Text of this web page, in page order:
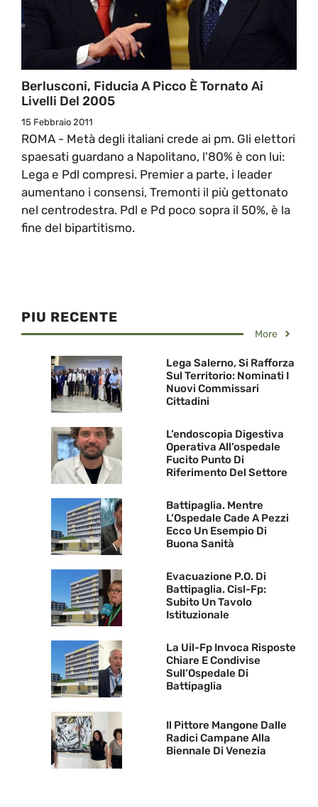
Berlusconi, Fiducia A Picco È Tornato Ai
Livelli Del 2005
15 Febbraio 2011
ROMA - Metà degli italiani crede ai pm. Gli elettori
spaesati guardano a Napolitano, l'80% è con lui:
Lega e Pdl compresi. Premier a parte, i leader
aumentano i consensi, Tremonti il più gettonato
nel centrodestra. Pdl e Pd poco sopra il 50%, è la
fine del bipartitismo.
PIU RECENTE
More
Lega Salerno, Si Rafforza
Sul Territorio: Nominati I
Nuovi Commissari
Cittadini
L’endoscopia Digestiva
Operativa All’ospedale
Fucito Punto Di
Riferimento Del Settore
Battipaglia. Mentre
L’Ospedale Cade A Pezzi
Ecco Un Esempio Di
Buona Sanità
Evacuazione P.O. Di
Battipaglia. Cisl-Fp:
Subito Un Tavolo
Istituzionale
La Uil-Fp Invoca Risposte
Chiare E Condivise
Sull’Ospedale Di
Battipaglia
Il Pittore Mangone Dalle
Radici Campane Alla
Biennale Di Venezia